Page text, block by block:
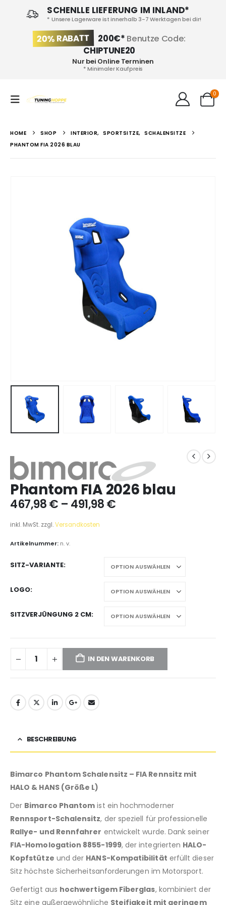
SCHENLLE LIEFERUNG IM INLAND*
* Unsere Lagerware ist innerhalb 3-7 Werktagen bei dir!
20% RABATT 200€* Benutze Code:
CHIPTUNE20
Nur bei Online Terminen
* Minimaler Kaufpreis
0
HOME SHOP INTERIOR, SPORTSITZE, SCHALENSITZE
PHANTOM FIA 2026 BLAU
Phantom FIA 2026 blau
467,98€ – 491,98€
inkl. MwSt. zzgl.Versandkosten
Artikelnummer: n. v.
SITZ-VARIANTE
LOGO
SITZVERJÜNGUNG 2 CM
IN DEN WARENKORB
BESCHREIBUNG
Bimarco Phantom Schalensitz – FIA Rennsitz mit
HALO & HANS (Größe L)
Der Bimarco Phantom ist ein hochmoderner
Rennsport-Schalensitz, der speziell für professionelle
Rallye- und Rennfahrer entwickelt wurde. Dank seiner
FIA-Homologation 8855-1999, der integrierten HALO-
Kopfstütze und der HANS-Kompatibilität erfüllt dieser
Sitz höchste Sicherheitsanforderungen im Motorsport.
Gefertigt aus hochwertigem Fiberglas, kombiniert der
Sitz eine außergewöhnliche Steifigkeit mit geringem